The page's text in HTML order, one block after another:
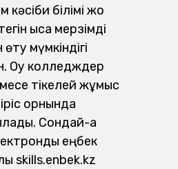
білімі жоқ
қысқа мерзімді
өту мүмкіндігі
Оқу колледждер
тікелей жұмыс
орнында
Сондай-ақ
еңбек
skills.enbek.kz